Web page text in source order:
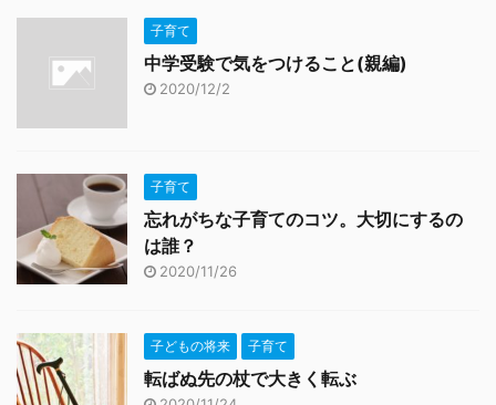
子育て
中学受験で気をつけること(親編)
2020/12/2
子育て
忘れがちな子育てのコツ。大切にするの
は誰？
2020/11/26
子どもの将来 子育て
転ばぬ先の杖で大きく転ぶ